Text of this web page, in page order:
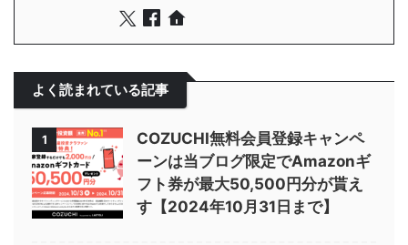
よく読まれている記事
1
COZUCHI無料会員登録キャンペ
ーンは当ブログ限定でAmazonギ
フト券が最大50,500円分が貰え
す【2024年10月31日まで】